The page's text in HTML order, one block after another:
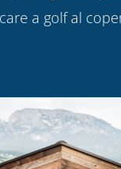
a golf al